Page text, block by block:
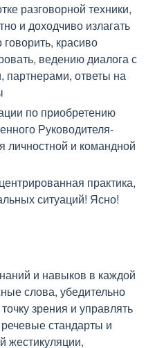
разговорной техники,
и доходчиво излагать
красиво
ведению диалога с
партнерами, ответы на
по приобретению
Руководителя-
и командной
практика,
ситуаций! Ясно!
и навыков в каждой
слова, убедительно
зрения и управлять
стандарты и
жестикуляции,